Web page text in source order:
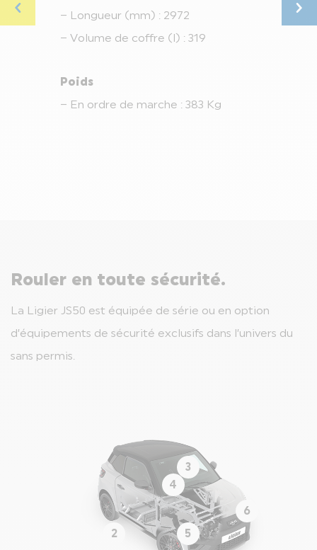
– Longueur (mm) : 2972
– Volume de coffre (l) : 319
Poids
– En ordre de marche : 383 Kg
Rouler en toute sécurité.
La Ligier JS50 est équipée de série ou en option
d’équipements de sécurité exclusifs dans l’univers du
sans permis.
2
3
4
5
6